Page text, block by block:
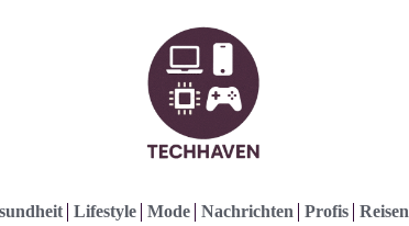
Lifestyle Mode Nachrichten Profis Reisen